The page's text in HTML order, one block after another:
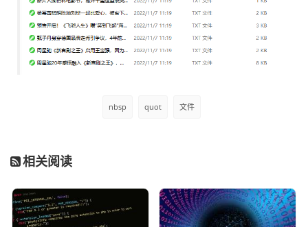
nbsp quot 文件
相关阅读